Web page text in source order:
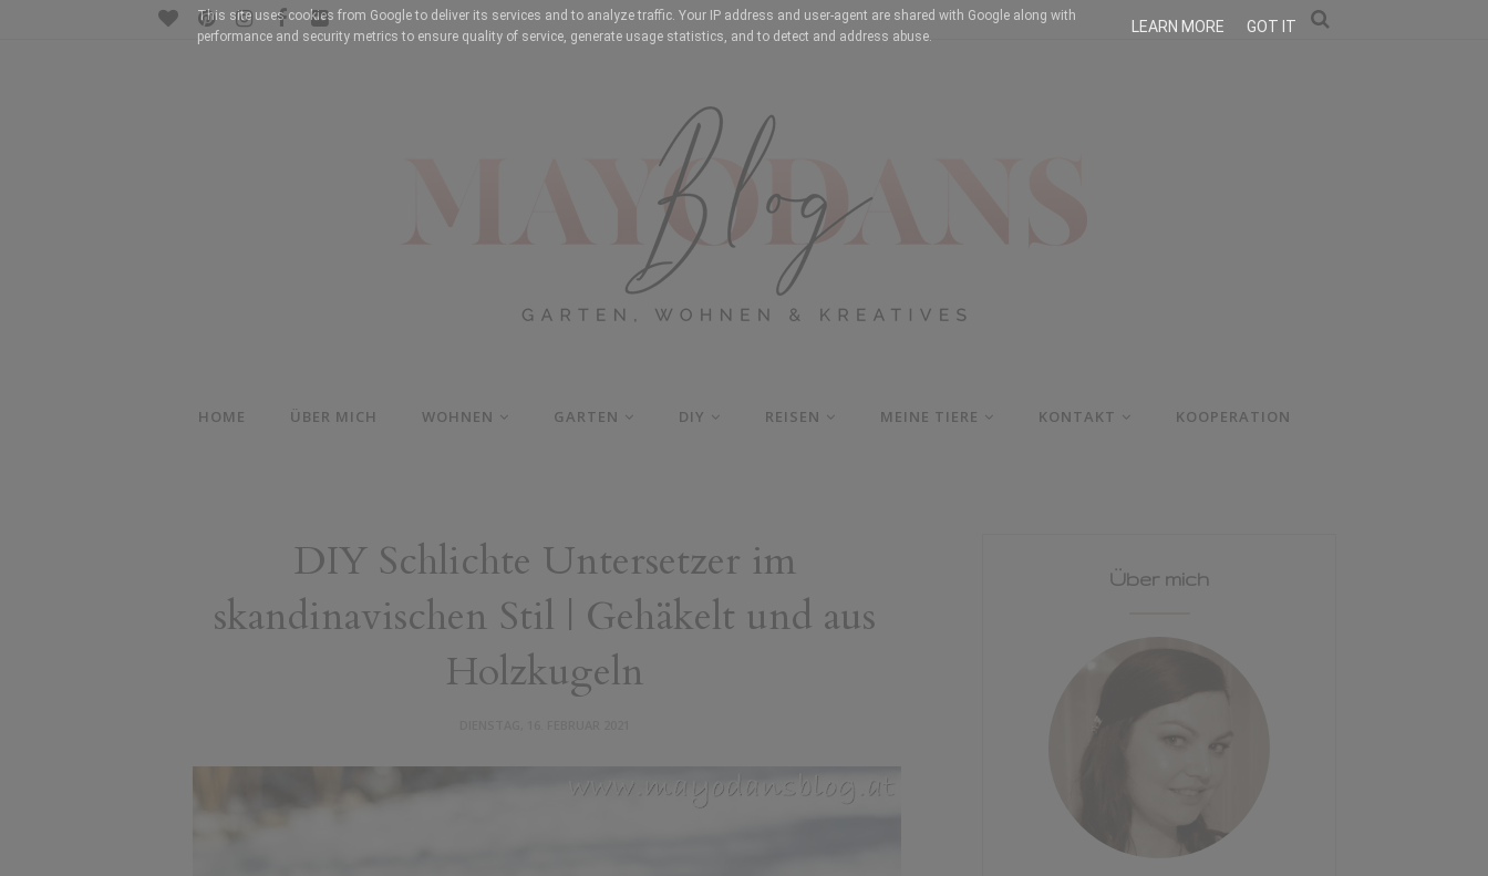
HOME ÜBER MICH WOHNEN GARTEN DIY REISEN MEINE TIERE KONTAKT KOOPERATION
DIY Schlichte Untersetzer im
skandinavischen Stil | Gehäkelt und aus
Holzkugeln
Über mich
This site uses cookies from Google to deliver its services and to analyze traffic. Your IP address and user-agent are shared with Google along with
performance and security metrics to ensure quality of service, generate usage statistics, and to detect and address abuse.
LEARN MORE GOT IT